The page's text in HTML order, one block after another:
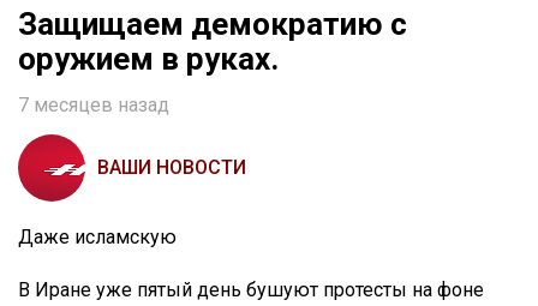
Защищаем демократию с
оружием в руках.
7 месяцев назад
ВАШИ НОВОСТИ
Даже исламскую
В Иране уже пятый день бушуют протесты на фоне